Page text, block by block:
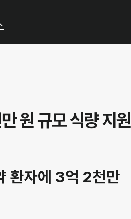
원 규모 식량 지원
환자에 3억 2천만